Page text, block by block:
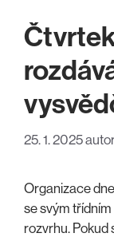
25. 1. 2025
Organizace
se svým
rozvrhu. Pokud